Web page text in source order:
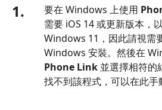
1. 要在 Windows 上使用
需要 iOS 14 或更新版本，
Windows 11，因此請視需
Windows 安裝。然後在
Phone Link 並選擇相符的
找不到該程式，可以在此手